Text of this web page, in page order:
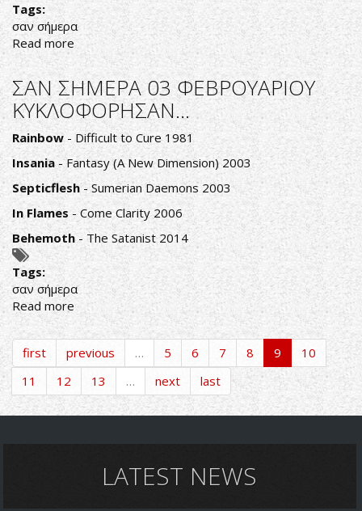
Tags:
σαν σήμερα
Read moreabout
ΣΑΝ
ΣΗΜΕΡΑ
04
ΦΕΒΡΟΥΑΡΙΟΥ
ΚΥΚΛΟΦΟΡΗΣΑΝ...
ΣΑΝ ΣΗΜΕΡΑ 03 ΦΕΒΡΟΥΑΡΙΟΥ
ΚΥΚΛΟΦΟΡΗΣΑΝ...
Rainbow- Difficult to Cure 1981
Insania- Fantasy (A New Dimension) 2003
Septicflesh- Sumerian Daemons 2003
In Flames - Come Clarity 2006
Behemoth- The Satanist 2014
Tags:
σαν σήμερα
Read moreabout
ΣΑΝ
ΣΗΜΕΡΑ
03
ΦΕΒΡΟΥΑΡΙΟΥ
ΚΥΚΛΟΦΟΡΗΣΑΝ...
first previous … 5 6 7 8 9
10
11
12 13 … next last
LATEST NEWS